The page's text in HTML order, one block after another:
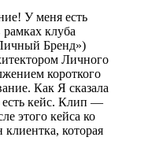
У меня есть
клуба
Бренд»)
Личного
короткого
Как Я сказала
есть кейс. Клип —
этого кейса ко
которая